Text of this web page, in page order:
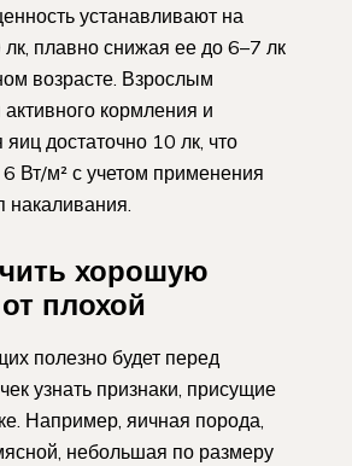
устанавливают на
плавно снижая ее до 6–7 лк
возрасте. Взрослым
кормления и
достаточно 10 лк, что
Вт/м² с учетом применения
хорошую
плохой
полезно будет перед
узнать признаки, присущие
Например, яичная порода,
небольшая по размеру